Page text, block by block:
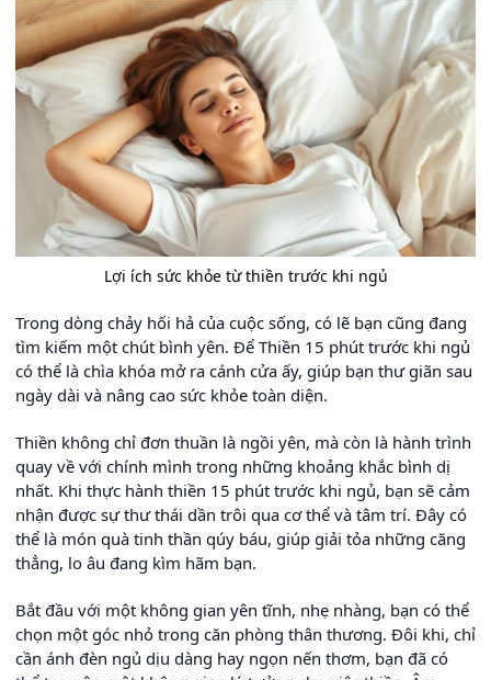
Lợi ích sức khỏe từ thiền trước khi ngủ
Trong dòng chảy hối hả của cuộc sống, có lẽ bạn cũng đang
tìm kiếm một chút bình yên. Để Thiền 15 phút trước khi ngủ
có thể là chìa khóa mở ra cánh cửa ấy, giúp bạn thư giãn sau
ngày dài và nâng cao sức khỏe toàn diện.
Thiền không chỉ đơn thuần là ngồi yên, mà còn là hành trình
quay về với chính mình trong những khoảng khắc bình dị
nhất. Khi thực hành thiền 15 phút trước khi ngủ, bạn sẽ cảm
nhận được sự thư thái dần trôi qua cơ thể và tâm trí. Đây có
thể là món quà tinh thần qúy báu, giúp giải tỏa những căng
thẳng, lo âu đang kìm hãm bạn.
Bắt đầu với một không gian yên tĩnh, nhẹ nhàng, bạn có thể
chọn một góc nhỏ trong căn phòng thân thương. Đôi khi, chỉ
cần ánh đèn ngủ dịu dàng hay ngọn nến thơm, bạn đã có